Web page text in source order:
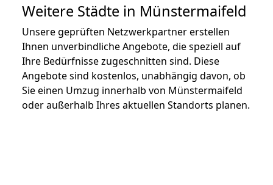
Weitere Städte in Münstermaifeld
Unsere geprüften Netzwerkpartner erstellen
Ihnen unverbindliche Angebote, die speziell auf
Ihre Bedürfnisse zugeschnitten sind. Diese
Angebote sind kostenlos, unabhängig davon, ob
Sie einen Umzug innerhalb von Münstermaifeld
oder außerhalb Ihres aktuellen Standorts planen.